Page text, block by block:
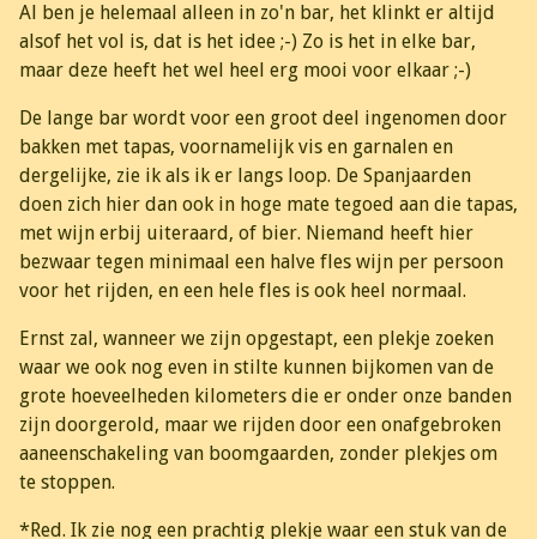
Al ben je helemaal alleen in zo'n bar, het klinkt er altijd
alsof het vol is, dat is het idee ;-) Zo is het in elke bar,
maar deze heeft het wel heel erg mooi voor elkaar ;-)
De lange bar wordt voor een groot deel ingenomen door
bakken met tapas, voornamelijk vis en garnalen en
dergelijke, zie ik als ik er langs loop. De Spanjaarden
doen zich hier dan ook in hoge mate tegoed aan die tapas,
met wijn erbij uiteraard, of bier. Niemand heeft hier
bezwaar tegen minimaal een halve fles wijn per persoon
voor het rijden, en een hele fles is ook heel normaal.
Ernst zal, wanneer we zijn opgestapt, een plekje zoeken
waar we ook nog even in stilte kunnen bijkomen van de
grote hoeveelheden kilometers die er onder onze banden
zijn doorgerold, maar we rijden door een onafgebroken
aaneenschakeling van boomgaarden, zonder plekjes om
te stoppen.
*Red. Ik zie nog een prachtig plekje waar een stuk van de